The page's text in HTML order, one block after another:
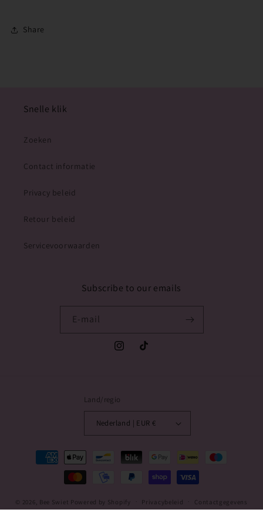
Share
Snelle klik
Zoeken
Contact informatie
Privacy beleid
Retour beleid
Servicevoorwaarden
Subscribe to our emails
E‑mail
InstagramTikTok
Land/regio
Nederland | EUR €
Betaalmethoden
© 2026, Bee Swiet Powered by Shopify Privacybeleid Contactgegevens